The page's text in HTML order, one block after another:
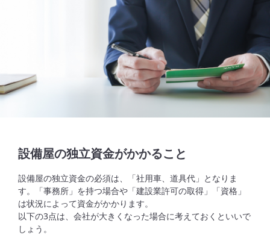
設備屋の独立資金がかかること
設備屋の独立資金の必須は、「社用車、道具代」となりま
す。「事務所」を持つ場合や「建設業許可の取得」「資格」
は状況によって資金がかかります。
以下の3点は、会社が大きくなった場合に考えておくといいで
しょう。